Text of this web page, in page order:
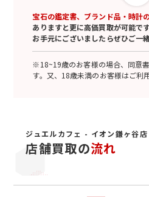
宝石の鑑定書、ブランド品・時計
ありますと更に高価買取が可能です
お手元にございましたらぜひご一
※18~19歳のお客様の場合、同意
す。又、18歳未満のお客様はご利
ジュエルカフェ - イオン鎌ヶ谷店
店舗買取の流れ